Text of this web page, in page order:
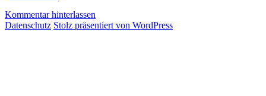
Nöten
Kommentar hinterlassen
Datenschutz Stolz präsentiert von WordPress